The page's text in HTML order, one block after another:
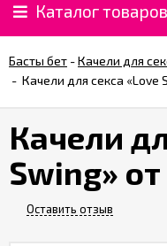
Каталог товаров
Басты бет -Качели для
- Качели для секса «Love
Качели
Swing» от
Оставить отзыв